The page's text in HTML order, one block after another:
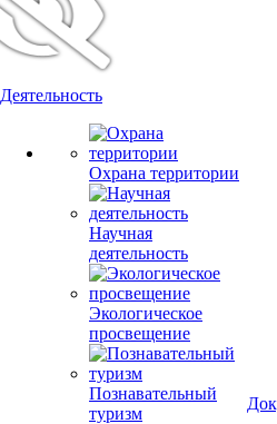
Деятельность
Охрана территории
Научная
деятельность
Экологическое
просвещение
Познавательный
туризм